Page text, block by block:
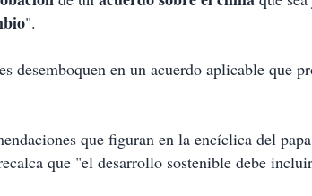
".
desemboquen en un acuerdo aplicable que
que figuran en la encíclica del
que "el desarrollo sostenible debe